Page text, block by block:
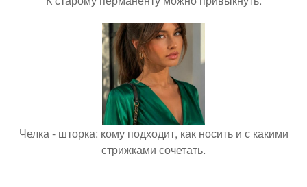
Челка - шторка: кому подходит, как носить и с какими
стрижками сочетать.